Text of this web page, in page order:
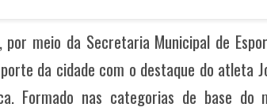
meio da Secretaria Municipal de
da cidade com o destaque do atleta
Formado nas categorias de base do